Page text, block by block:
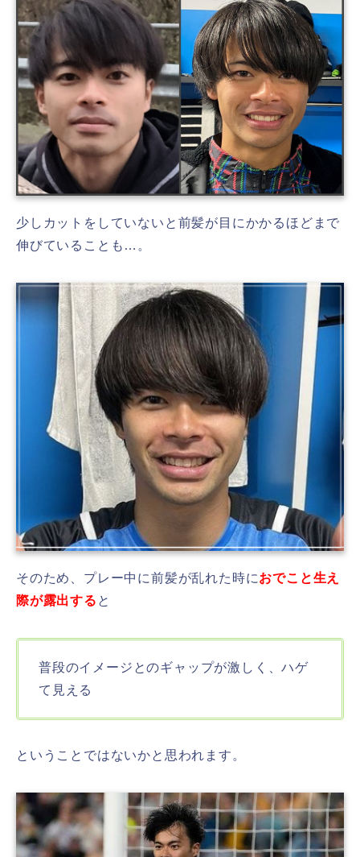
少しカットをしていないと前髪が目にかかるほどまで
伸びていることも…。
そのため、プレー中に前髪が乱れた時におでこと生え
際が露出する と
普段のイメージとのギャップが激しく、ハゲ
て見える
ということではないかと思われます。